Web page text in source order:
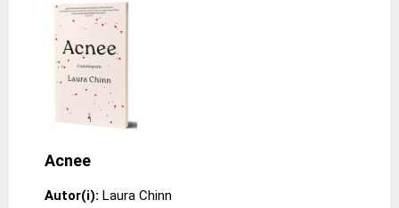
Acnee
Autor(i): Laura Chinn